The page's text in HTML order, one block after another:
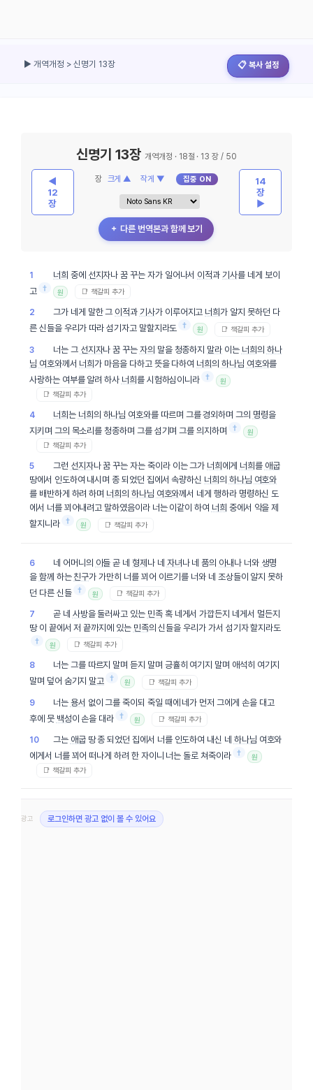
▶ 개역개정 > 신명기 13장 📋 복사 설정
◀
12
장
신명기 13장개역개정 · 18절 · 13 장 / 50
장 크게 ▲ 작게 ▼ 집중 ON
＋ 다른 번역본과 함께 보기
14
장
▶
1 너희 중에 선지자나 꿈 꾸는 자가 일어나서 이적과기사를 네게 보이
고 † 원 📑 책갈피 추가
2 그가 네게 말한 그 이적과 기사가 이루어지고 너희가 알지 못하던 다
른 신들을 우리가 따라 섬기자고 말할지라도 † 원 📑 책갈피 추가
3 너는 그 선지자나 꿈 꾸는 자의 말을 청종하지 말라 이는 너희의 하나
님 여호와께서 너희가 마음을 다하고 뜻을 다하여 너희의 하나님 여호와를
사랑하는 여부를 알려 하사 너희 를 시험하심이니라 † 원
📑 책갈피 추가
4 너희 는 너희 의 하나님 여호와를 따르며 그를 경외하며 그의 명령을
지키며 그의 목소리를 청종하며 그를 섬기며 그를 의지하며
† 원
📑 책갈피 추가
5 그런 선지자나 꿈 꾸는 자는 죽이라 이는 그가 너희 에게 너희 를 애굽
땅에서 인도하여 내시며 종 되었던 집에서 속량하신 너희 의 하나님 여호와
를 배반하게 하려 하며 너희 의 하나님 여호와께서 네게 행하라 명령하신 도
에서 너를 꾀어내려고 말하였음이라 너는 이같이 하여 너희 중에서 악을 제
할지니라 † 원 📑 책갈피 추가
6 네 어머니의 아들 곧 네형제나 네 자녀나 네 품의 아내나 너와 생명
을 함께 하는 친구가 가만히 너를 꾀어 이르기를 너와 네 조상들이 알지 못하
던 다른 신들 † 원 📑 책갈피 추가
7 곧 네 사방을 둘러싸고 있는 민족혹 네게서 가깝든지 네게서 멀든지
땅 이 끝에서 저 끝까지에 있는 민족의 신들을 우리가 가서 섬기자 할지라도
†
원 📑 책갈피 추가
8
너는 그를 따르지 말며 듣지 말며 긍휼히 여기지 말며 애석히 여기지
말며 덮어 숨기지 말고 † 원 📑 책갈피 추가
9 너는 용서 없이 그를 죽이되 죽일 때에 네가 먼저 그에게 손을 대고
후에 뭇 백성이 손을 대라 † 원 📑 책갈피 추가
10 그는 애굽땅 종 되었던 집에서 너를 인도하여 내신 네 하나님 여호와
에게서 너를 꾀어 떠나게 하려 한 자이니 너는 돌로 쳐죽이라 † 원
📑 책갈피 추가
광고 로그인하면 광고 없이 볼 수 있어요